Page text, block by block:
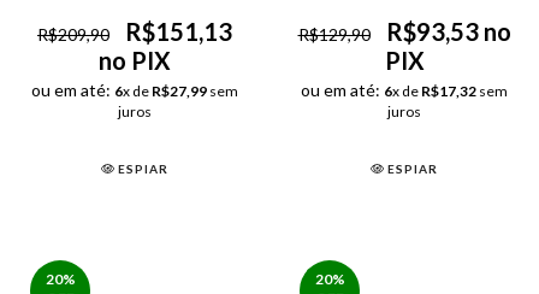
R$209,90
R$151,13
no PIX
ou em até: 6x de R$27,99 sem
juros
ESPIAR
R$129,90
R$93,53 no
PIX
ou em até: 6x de R$17,32 sem
juros
ESPIAR
20%
20%